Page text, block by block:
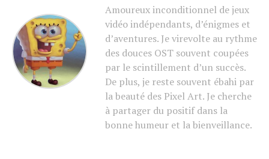
Amoureux inconditionnel de jeux
vidéo indépendants, d’énigmes et
d’aventures. Je virevolte au rythme
des douces OST souvent coupées
par le scintillement d’un succès.
De plus, je reste souvent ébahi par
la beauté des Pixel Art. Je cherche
à partager du positif dans la
bonne humeur et la bienveillance.